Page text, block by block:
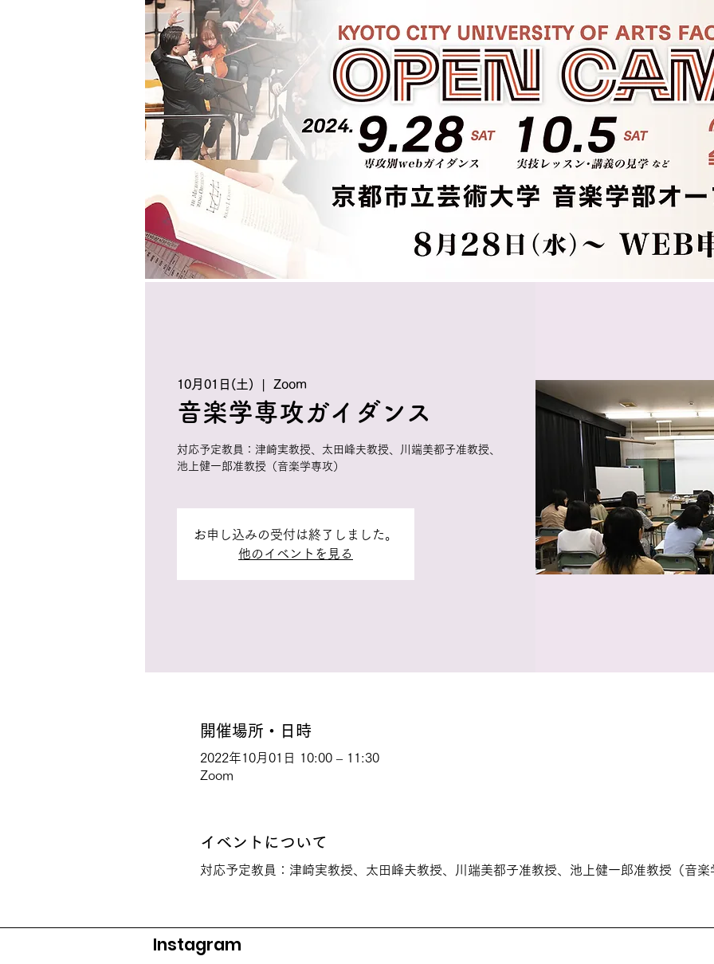
10月01日(土)
  |
Zoom
音楽学専攻ガイダンス
対応予定教員：津崎実教授、太田峰夫教授、川端美都子准教授、
池上健一郎准教授（音楽学専攻）
お申し込みの受付は終了しました。
他のイベントを見る
開催場所・日時
2022年10月01日 10:00 – 11:30
Zoom
イベントについて
対応予定教員：津崎実教授、太田峰夫教授、川端美都子准教授、池上健一郎准教授（音楽
Instagram